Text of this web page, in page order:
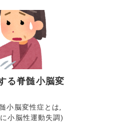
る脊髄小脳変
小脳変性症とは,
小脳性運動失調)